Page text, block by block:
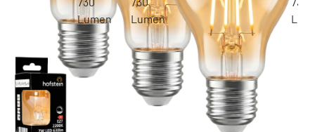
E27 LED 7 Watt blanc chaud dimmable 730
Lumen
-57% 18,88 €